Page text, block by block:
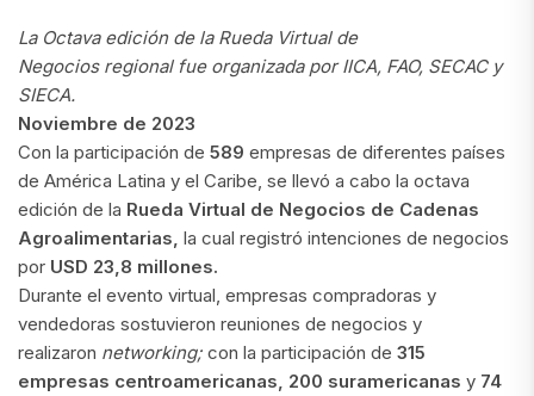
La Octava edición de la Rueda Virtual de
Negocios regional fue organizada por IICA, FAO, SECAC y
SIECA.
Noviembre de 2023
Con la participación de 589 empresas de diferentes países
de América Latina y el Caribe, se llevó a cabo la octava
edición de la Rueda Virtual de Negocios de Cadenas
Agroalimentarias, la cual registró intenciones de negocios
por USD 23,8 millones.
Durante el evento virtual, empresas compradoras y
vendedoras sostuvieron reuniones de negocios y
realizaron networking; con la participación de 315
empresas centroamericanas, 200 suramericanas y 74